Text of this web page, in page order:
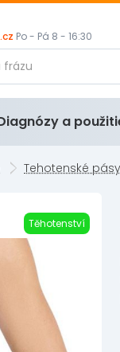
Po - Pá 8 - 16:30
a
Tehotenské pásy
Těhotenství